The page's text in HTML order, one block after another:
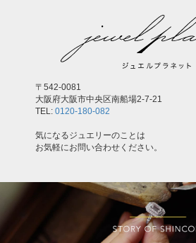
〒542-0081
大阪府大阪市中央区南船場2-7-21
TEL: 0120-180-082
気になるジュエリーのことは
お気軽にお問い合わせください。